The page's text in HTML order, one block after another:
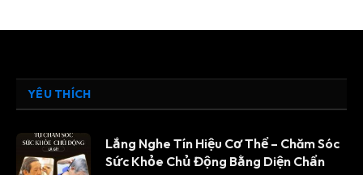
YÊU THÍCH
Lắng Nghe Tín Hiệu Cơ Thể – Chăm Sóc
Sức Khỏe Chủ Động Bằng Diện Chẩn